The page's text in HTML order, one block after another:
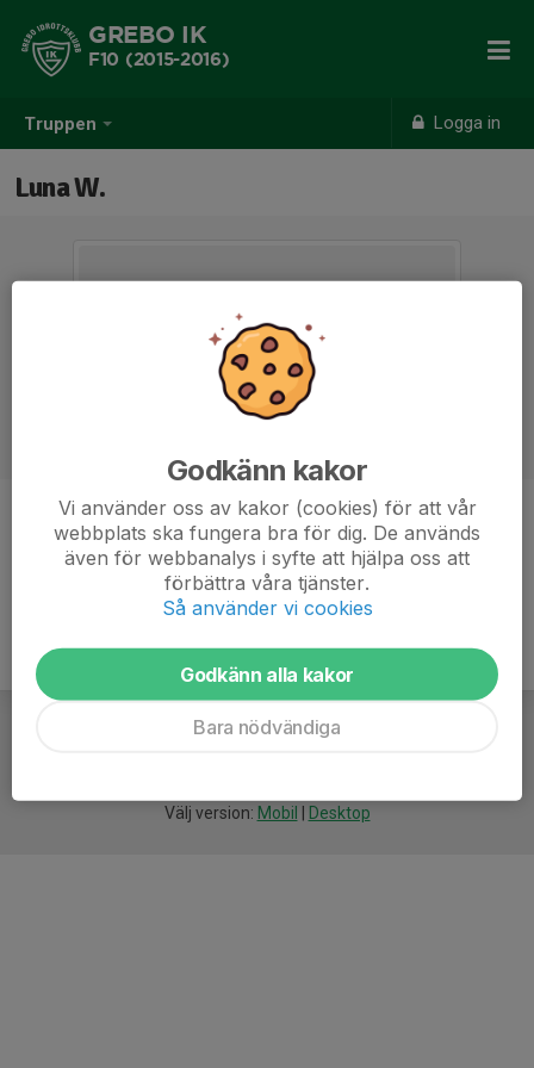
Truppen Logga in
GREBO IK
F10 (2015-2016)
Luna W.
Ålder 9 år
Välj version: Mobil Desktop
Godkänn kakor
Vi använder oss av kakor (cookies) för att vår
webbplats ska fungera bra för dig. De används
även för webbanalys i syfte att hjälpa oss att
förbättra våra tjänster.
Så använder vi cookies
Godkänn alla kakor
Bara nödvändiga